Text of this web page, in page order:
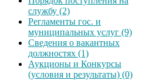
службу (2)
Регламенты гос. и
муниципальных услуг (9)
Сведения о вакантных
должностях (1)
Аукционы и Конкурсы
(условия и результаты) (0)